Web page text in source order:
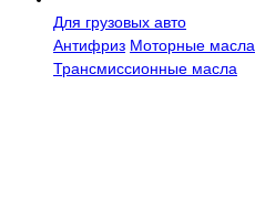
Для грузовых авто
Антифриз Моторные масла
Трансмисcионные масла